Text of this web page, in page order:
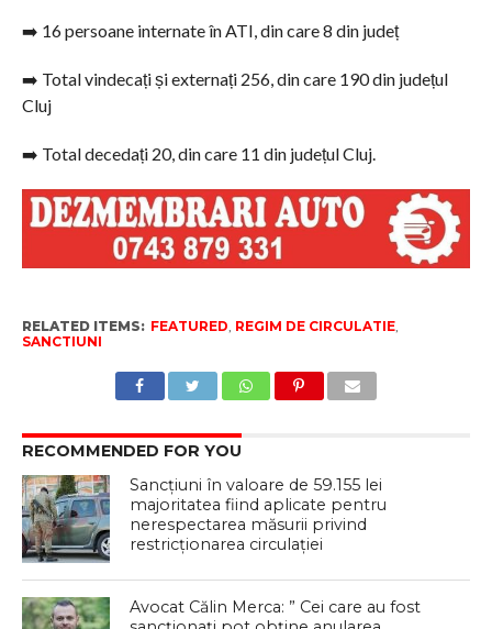
➡️ 16 persoane internate în ATI, din care 8 din județ
➡️ Total vindecați și externați 256, din care 190 din județul
Cluj
➡️ Total decedați 20, din care 11 din județul Cluj.
RELATED ITEMS: FEATURED, REGIM DE CIRCULATIE,
SANCTIUNI
RECOMMENDED FOR YOU
Sancțiuni în valoare de 59.155 lei
majoritatea fiind aplicate pentru
nerespectarea măsurii privind
restricționarea circulației
Avocat Călin Merca: ” Cei care au fost